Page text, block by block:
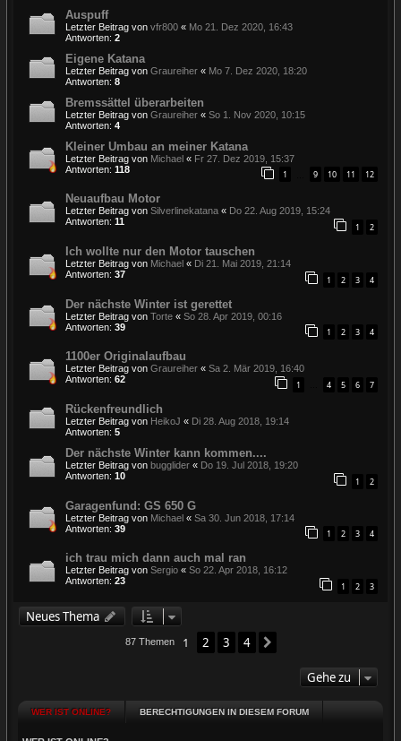
Auspuff
Letzter Beitrag von vfr800 « Mo 21. Dez 2020, 16:43
Antworten: 2
Eigene Katana
Letzter Beitrag von Graureiher « Mo 7. Dez 2020, 18:20
Antworten: 8
Bremssättel überarbeiten
Letzter Beitrag von Graureiher « So 1. Nov 2020, 10:15
Antworten: 4
Kleiner Umbau an meiner Katana
Letzter Beitrag von Michael « Fr 27. Dez 2019, 15:37
Antworten: 118 1 9 10 11 12
Neuaufbau Motor
Letzter Beitrag von Silverlinekatana « Do 22. Aug 2019, 15:24
Antworten: 11 1 2
Ich wollte nur den Motor tauschen
Letzter Beitrag von Michael « Di 21. Mai 2019, 21:14
Antworten: 37 1 2 3 4
Der nächste Winter ist gerettet
Letzter Beitrag von Torte « So 28. Apr 2019, 00:16
Antworten: 39 1 2 3 4
1100er Originalaufbau
Letzter Beitrag von Graureiher « Sa 2. Mär 2019, 16:40
Antworten: 62 1 4 5 6 7
Rückenfreundlich
Letzter Beitrag von HeikoJ « Di 28. Aug 2018, 19:14
Antworten: 5
Der nächste Winter kann kommen....
Letzter Beitrag von bugglider « Do 19. Jul 2018, 19:20
Antworten: 10 1 2
Garagenfund: GS 650 G
Letzter Beitrag von Michael « Sa 30. Jun 2018, 17:14
Antworten: 39 1 2 3 4
ich trau mich dann auch mal ran
Letzter Beitrag von Sergio « So 22. Apr 2018, 16:12
Antworten: 23 1 2 3
Neues Thema
87 Themen 1 2 3 4
Gehe zu
WER IST ONLINE? BERECHTIGUNGEN IN DIESEM FORUM